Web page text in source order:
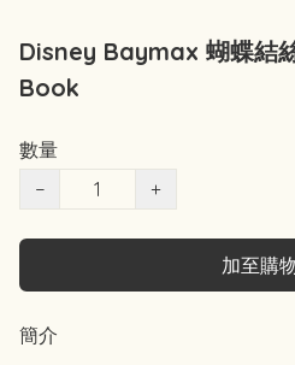
Disney Baymax 蝴蝶結
Book
數量
−
+
加至購
簡介